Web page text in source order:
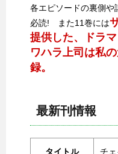
各エピソードの裏側や
必読! また11巻には
提供した、ドラ
ワハラ上司は私
録。
最新刊情報
タイトル チ